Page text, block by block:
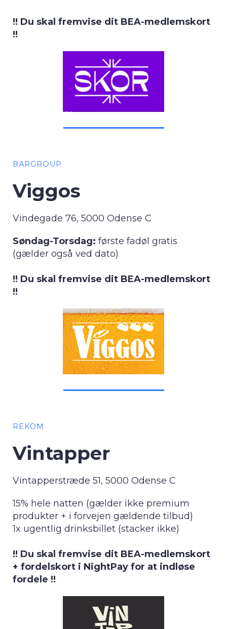
!! Du skal fremvise dit BEA-medlemskort
!!
BARGROUP
Viggos
Vindegade 76, 5000 Odense C
Søndag-Torsdag: første fadøl gratis
(gælder også ved dato)
!! Du skal fremvise dit BEA-medlemskort
!!
REKOM
Vintapper
Vintapperstræde 51, 5000 Odense C
15% hele natten (gælder ikke premium
produkter + i forvejen gældende tilbud)
1x ugentlig drinksbillet (stacker ikke)
!! Du skal fremvise dit BEA-medlemskort
+ fordelskort i NightPay for at indløse
fordele !!